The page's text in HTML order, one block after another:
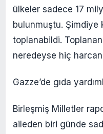
ülkeler sadece 17
bulunmuştu. Şimdiye
toplanabildi.
neredeyse hiç
Gazze’de gıda
Birleşmiş Milletler
aileden biri günde